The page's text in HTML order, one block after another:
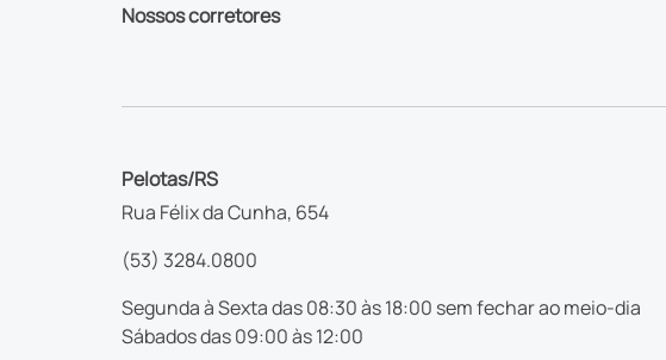
Nossos corretores
Pelotas/RS
Rua Félix da Cunha, 654
(53) 3284.0800
Segunda à Sexta das 08:30 às 18:00 sem fechar ao meio-dia
Sábados das 09:00 às 12:00